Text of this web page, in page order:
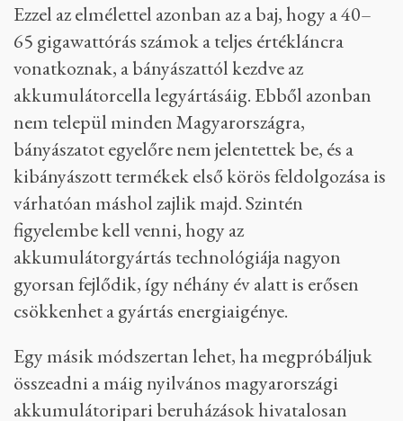
Ezzel az elmélettel azonban az a baj, hogy a 40–
65 gigawattórás számok a teljes értékláncra
vonatkoznak, a bányászattól kezdve az
akkumulátorcella legyártásáig. Ebből azonban
nem települ minden Magyarországra,
bányászatot egyelőre nem jelentettek be, és a
kibányászott termékek első körös feldolgozása is
várhatóan máshol zajlik majd. Szintén
figyelembe kell venni, hogy az
akkumulátorgyártás technológiája nagyon
gyorsan fejlődik, így néhány év alatt is erősen
csökkenhet a gyártás energiaigénye.
Egy másik módszertan lehet, ha megpróbáljuk
összeadni a máig nyilvános magyarországi
akkumulátoripari beruházások hivatalosan